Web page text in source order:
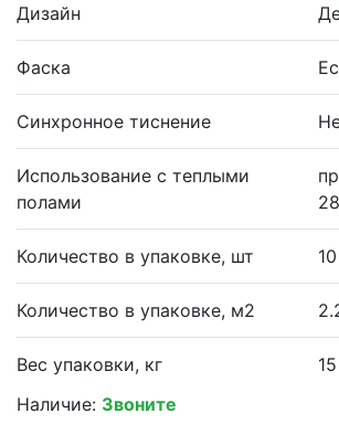
Дизайн
Фаска
Синхронное тиснение
Использование с теплыми
полами
Количество в упаковке, шт 10
Количество в упаковке, м2
Вес упаковки, кг
15
Наличие: Звоните